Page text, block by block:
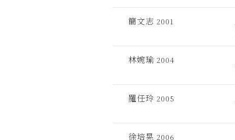
簡文志 2001
林婉瑜 2004
羅任玲 2005
徐培晃 2006